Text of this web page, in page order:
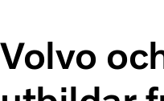
Volvo